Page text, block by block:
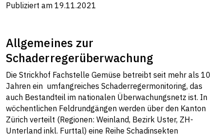
Publiziert am 19.11.2021
Allgemeines zur
Schaderregerüberwachung
Die Strickhof Fachstelle Gemüse betreibt seit mehr als 10
Jahren ein umfangreiches Schaderregermonitoring, das
auch Bestandteil im nationalen Überwachungsnetz ist. In
wöchentlichen Feldrundgängen werden über den Kanton
Zürich verteilt (Regionen: Weinland, Bezirk Uster, ZH-
Unterland inkl. Furttal) eine Reihe Schadinsekten